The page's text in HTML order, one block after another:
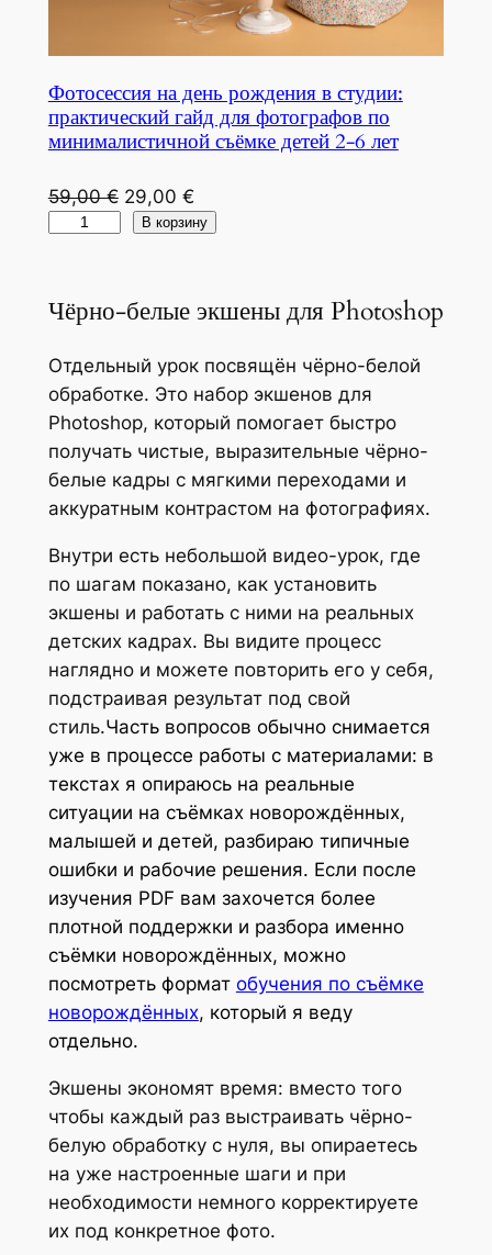
ч
н
и
з
а
б
т
ы
в
а
т
ь
*
д
л
я
с
а
м
о
с
т
о
я
т
е
л
ь
н
о
о
о
б
у
ч
е
1
1
м
е
я
:
о
ш
а
г
о
в
е
р
у
к
о
в
о
д
с
т
в
о
д
л
я
ф
о
т
о
г
р
а
ф
о
Фотосессия на день рождения в студии:
практический гайд для фотографов по
минималистичной съёмке детей 2-6 лет
59,00€ П
о
а
ч
а
л
ь
н
я
ц
е
н
а
с
о
с
т
а
в
л
я
л
а
5
9
,
0
0
€
.
29,00 €Т
е
щ
я
ц
е
н
а
:
9
,
0
0
€
.
и
е
с
т
в
о
т
в
а
р
а
Ф
о
т
о
с
е
с
с
и
я
н
а
д
е
н
ь
р
о
ж
д
В корзину
Чёрно-белые экшены для Photoshop
Отдельный урок посвящён чёрно-белой
обработке. Это набор экшенов для
Photoshop, который помогает быстро
получать чистые, выразительные чёрно-
белые кадры с мягкими переходами и
аккуратным контрастом на фотографиях.
Внутри есть небольшой видео-урок, где
по шагам показано, как установить
экшены и работать с ними на реальных
детских кадрах. Вы видите процесс
наглядно и можете повторить его у себя,
подстраивая результат под свой
стиль.Часть вопросов обычно снимается
уже в процессе работы с материалами: в
текстах я опираюсь на реальные
ситуации на съёмках новорождённых,
малышей и детей, разбираю типичные
ошибки и рабочие решения. Если после
изучения PDF вам захочется более
плотной поддержки и разбора именно
съёмки новорождённых, можно
посмотреть формат обучения по съёмке
новорождённых, который я веду
отдельно.
Экшены экономят время: вместо того
чтобы каждый раз выстраивать чёрно-
белую обработку с нуля, вы опираетесь
на уже настроенные шаги и при
необходимости немного корректируете
их под конкретное фото.